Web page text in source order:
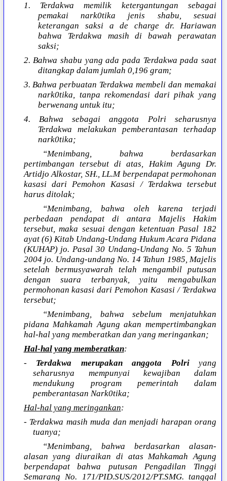
1. Terdakwa memilik ketergantungan sebagai
pemakai nark0tika jenis shabu, sesuai
keterangan saksi a de charge dr. Hariawan
bahwa Terdakwa masih di bawah perawatan
saksi;
2. Bahwa shabu yang ada pada Terdakwa pada saat
ditangkap dalam jumlah 0,196 gram;
3. Bahwa perbuatan Terdakwa membeli dan memakai
nark0tika, tanpa rekomendasi dari pihak yang
berwenang untuk itu;
4. Bahwa sebagai anggota Polri seharusnya
Terdakwa melakukan pemberantasan terhadap
nark0tika;
“Menimbang, bahwa berdasarkan
pertimbangan tersebut di atas, Hakim Agung Dr.
Artidjo Alkostar, SH., LL.M berpendapat permohonan
kasasi dari Pemohon Kasasi / Terdakwa tersebut
harus ditolak;
“Menimbang, bahwa oleh karena terjadi
perbedaan pendapat di antara Majelis Hakim
tersebut, maka sesuai dengan ketentuan Pasal 182
ayat (6) Kitab Undang-Undang Hukum Acara Pidana
(KUHAP) jo. Pasal 30 Undang-Undang No. 5 Tahun
2004 jo. Undang-undang No. 14 Tahun 1985, Majelis
setelah bermusyawarah telah mengambil putusan
dengan suara terbanyak, yaitu mengabulkan
permohonan kasasi dari Pemohon Kasasi / Terdakwa
tersebut;
“Menimbang, bahwa sebelum menjatuhkan
pidana Mahkamah Agung akan mempertimbangkan
hal-hal yang memberatkan dan yang meringankan;
Hal-hal yang memberatkan:
- Terdakwa merupakan anggota Polriyang
seharusnya mempunyai kewajiban dalam
mendukung program pemerintah dalam
pemberantasan Nark0tika;
Hal-hal yang meringankan:
- Terdakwa masih muda dan menjadi harapan orang
tuanya;
“Menimbang, bahwa berdasarkan alasan-
alasan yang diuraikan di atas Mahkamah Agung
berpendapat bahwa putusan Pengadilan Tinggi
Semarang No. 171/PID.SUS/2012/PT.SMG. tanggal